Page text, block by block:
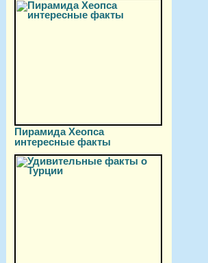
Пирамида Хеопса
интересные факты